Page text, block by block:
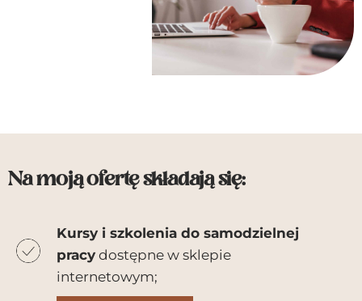
Na moją ofertę składają się:
Kursy i szkolenia do samodzielnej
pracy dostępne w sklepie
internetowym;